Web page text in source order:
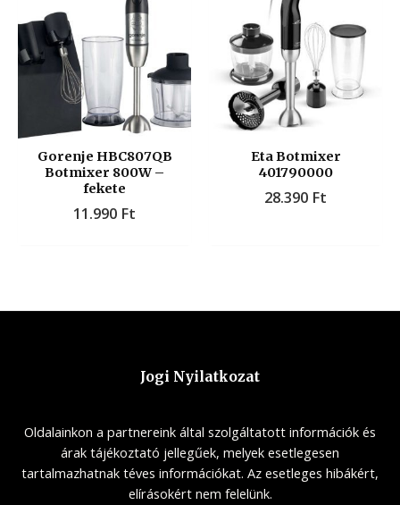
Gorenje HBC807QB
Botmixer 800W –
fekete
11.990 Ft
Eta Botmixer
401790000
28.390 Ft
Jogi Nyilatkozat
Oldalainkon a partnereink által szolgáltatott információk és
árak tájékoztató jellegűek, melyek esetlegesen
tartalmazhatnak téves információkat. Az esetleges hibákért,
elírásokért nem felelünk.